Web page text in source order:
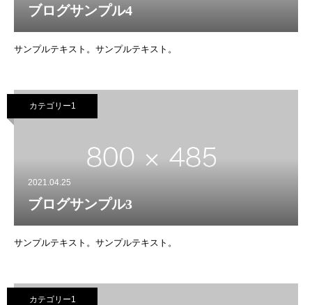
ブログサンプル4
サンプルテキスト。サンプルテキスト。
カテゴリー1
2021.04.25
ブログサンプル3
サンプルテキスト。サンプルテキスト。
カテゴリー1